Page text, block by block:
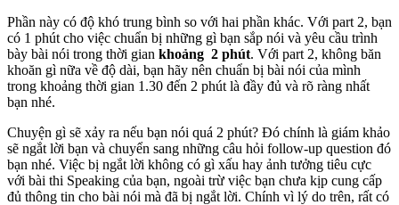
Phần này có độ khó trung bình so với hai phần khác. Với part 2, bạn
có 1 phút cho việc chuẩn bị những gì bạn sắp nói và yêu cầu trình
bày bài nói trong thời gian khoảng 2 phút. Với part 2, không băn
khoăn gì nữa về độ dài, bạn hãy nên chuẩn bị bài nói của mình
trong khoảng thời gian 1.30 đến 2 phút là đầy đủ và rõ ràng nhất
bạn nhé.
Chuyện gì sẽ xảy ra nếu bạn nói quá 2 phút? Đó chính là giám khảo
sẽ ngắt lời bạn và chuyển sang những câu hỏi follow-up question đó
bạn nhé. Việc bị ngắt lời không có gì xấu hay ảnh tưởng tiêu cực
với bài thi Speaking của bạn, ngoài trừ việc bạn chưa kịp cung cấp
đủ thông tin cho bài nói mà đã bị ngắt lời. Chính vì lý do trên, rất có